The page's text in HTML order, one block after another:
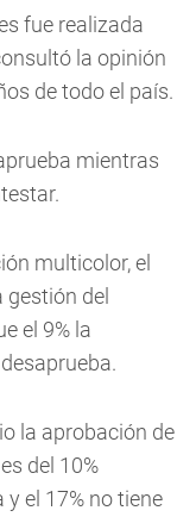
fue realizada
la opinión
de todo el país.
mientras
multicolor, el
del
el 9% la
la aprobación de
del 10%
el 17% no tiene